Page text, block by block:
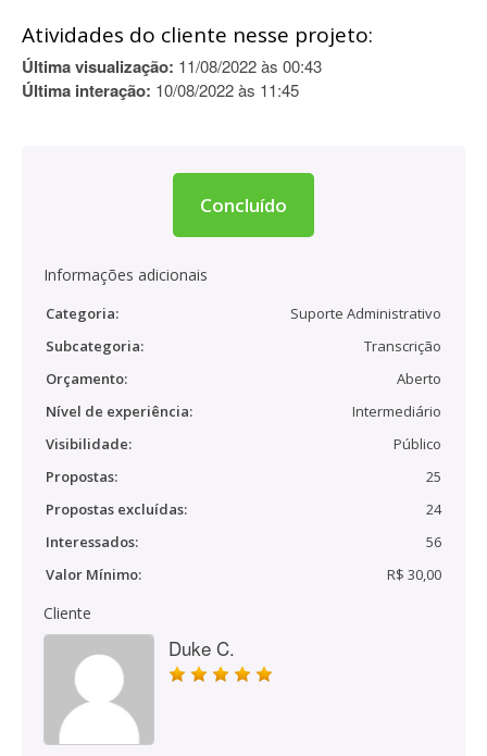
Atividades do cliente nesse projeto:
Última visualização: 11/08/2022 às 00:43
Última interação: 10/08/2022 às 11:45
Concluído
Informações adicionais
Categoria:
Suporte Administrativo
Subcategoria:
Transcrição
Orçamento:
Aberto
Nível de experiência:
Intermediário
Visibilidade:
Público
Propostas:
25
Propostas excluídas:
24
Interessados:
56
Valor Mínimo:
R$ 30,00
Cliente
Duke C.